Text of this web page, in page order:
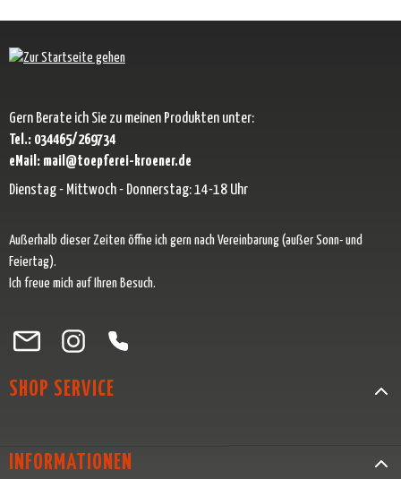
Gern Berate ich Sie zu meinen Produkten unter:
Tel.: 034465/269734
eMail: mail@toepferei-kroener.de
Dienstag - Mittwoch - Donnerstag: 14-18 Uhr
Außerhalb dieser Zeiten öffne ich gern nach Vereinbarung (außer Sonn- und
Feiertag).
Ich freue mich auf Ihren Besuch.
Besuche uns auf Facebook – öffnet in neuem Tab (externer Link)
Schau auf Instagram vorbei – öffnet in neuem Tab (externer Link)
Lass dich auf Pinterest inspirieren – öffnet in neuem Tab
Folge uns auf X – öffnet in neuem Tab (externer Link)
SHOP SERVICE
INFORMATIONEN